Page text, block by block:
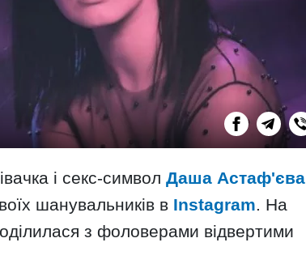
і секс-символ Даша Астаф'єва
шанувальників в Instagram. На
з фоловерами відвертими